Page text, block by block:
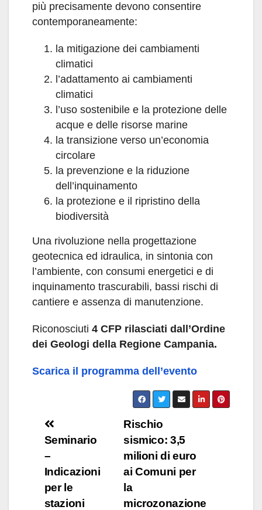
più precisamente devono consentire
contemporaneamente:
la mitigazione dei cambiamenti
climatici
l’adattamento ai cambiamenti
climatici
l’uso sostenibile e la protezione delle
acque e delle risorse marine
la transizione verso un’economia
circolare
la prevenzione e la riduzione
dell’inquinamento
la protezione e il ripristino della
biodiversità
Una rivoluzione nella progettazione
geotecnica ed idraulica, in sintonia con
l’ambiente, con consumi energetici e di
inquinamento trascurabili, bassi rischi di
cantiere e assenza di manutenzione.
Riconosciuti 4 CFP rilasciati dall’Ordine
dei Geologi della Regione Campania.
Scarica il programma dell’evento
Navigazione
articoli
Rischio
sismico: 3,5
milioni di euro
ai Comuni per
la
microzonazione
Seminario
–
Indicazioni
per le
stazioni